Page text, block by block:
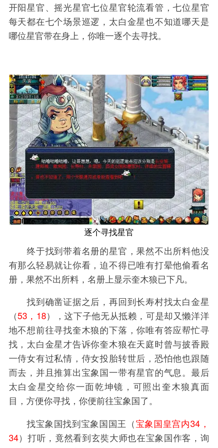
开阳星官、摇光星官七位星官轮流看管，七位星官
每天都在七个场景巡逻，太白金星也不知道哪天是
哪位星官带在身上，你唯一逐个去寻找。
逐个寻找星官
终于找到带着名册的星官，果然不出所料他没
有那么轻易就让你看，迫不得已唯有打晕他偷看名
册，果然不出所料，名册上显示奎木狼已下凡。
找到确凿证据之后，再回到长寿村找太白金星
（53，18），这下子他无从抵赖，可是却又懒洋洋
地不想前往寻找奎木狼的下落，你唯有答应帮忙寻
找，太白金星才告诉你奎木狼在天庭时曾与披香殿
一侍女有过私情，侍女投胎转世后，恐怕他也跟随
而去，并且推算出宝象国一带有星官的气息。最后
太白金星交给你一面乾坤镜，可照出奎木狼真面
目，方便你寻找，你便前往宝象国了。
找宝象国找到宝象国国王（宝象国皇宫内34，
34）打听，竟然看到玄奘大师也在宝象国作客，询